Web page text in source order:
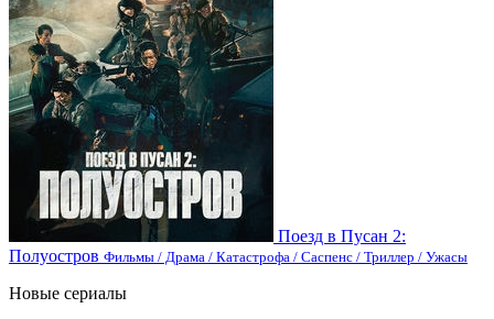
Поезд в Пусан 2:
Полуостров Фильмы / Драма / Катастрофа / Саспенс / Триллер / Ужасы
Новые сериалы